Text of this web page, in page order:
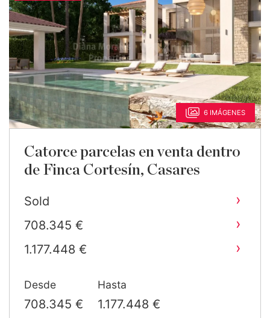
6 IMÁGENES
Catorce parcelas en venta dentro
de Finca Cortesín, Casares
Sold ›
708.345 € ›
1.177.448 € ›
Desde
708.345 €
Hasta
1.177.448 €